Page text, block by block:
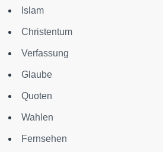
Islam
Christentum
Verfassung
Glaube
Quoten
Wahlen
Fernsehen